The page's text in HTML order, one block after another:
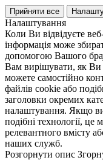
Прийняти все
Налаштування
Коли Ви відвідуєте
інформація може
допомогою Вашого
Вам вирішувати, як Ви
можете самостійно
файлів cookie або
заголовки окремих
налаштування. Якщо
подібні технології,
релевантного вмісту
наших служб.
Розгорнути опис